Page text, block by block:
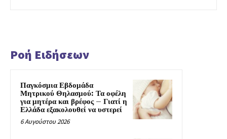
Ροή Ειδήσεων
Παγκόσμια Εβδομάδα
Μητρικού Θηλασμού: Τα οφέλη
για μητέρα και βρέφος – Γιατί η
Ελλάδα εξακολουθεί να υστερεί
6 Αυγούστου 2026